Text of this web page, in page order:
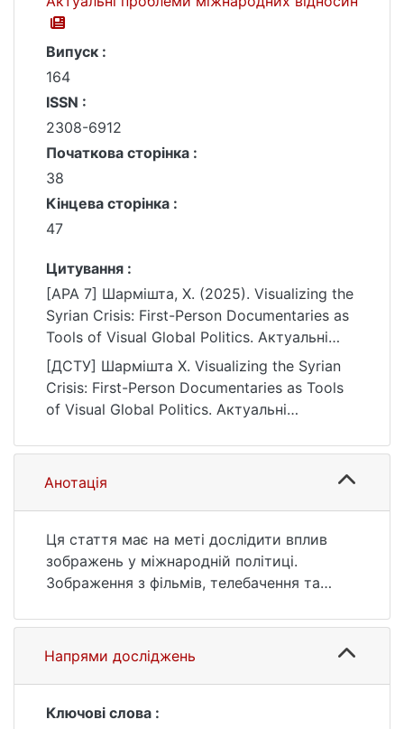
Випуск :
164
ISSN :
2308-6912
Початкова сторінка :
38
Кінцева сторінка :
47
Цитування :
[APA 7] Шармішта, Х. (2025). Visualizing the
Syrian Crisis: First-Person Documentaries as
Tools of Visual Global Politics. Актуальні
проблеми міжнародних відносин, (164),
38–47.
https://doi.org/10.17721/apmv.2025.164.1.38-
[ДСТУ] Шармішта Х. Visualizing the Syrian
Crisis: First-Person Documentaries as Tools
of Visual Global Politics. Актуальні
164. P. 38—47. DOI:
10.17721/apmv.2025.164.1.38-47 (date of
access: 25.07.2026).
Анотація
Ця стаття має на меті дослідити вплив
зображень у міжнародній політиці.
Зображення з фільмів, телебачення та
сприймаємо та реагуємо на такі події, як
війни, катастрофи та протести. Ці
зображення стали політичною силою, що
Потужні візуальні ефекти війни слугують
Напрями досліджень
Ключові слова :